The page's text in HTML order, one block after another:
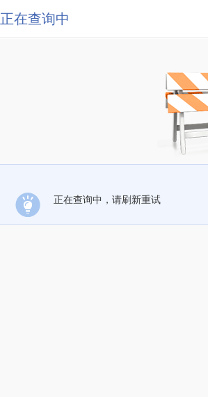
正在查询中
正在查询中，请刷新重试